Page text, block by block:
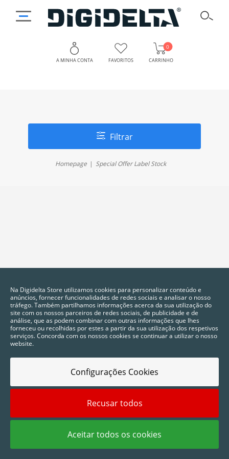
A MINHA CONTA FAVORITOS CARRINHO
0
Filtrar
Homepage Special Offer Label Stock
2025 © Digidelta Store - Think Green. Todos os direitos reservados.
Na Digidelta Store utilizamos cookies para personalizar conteúdo e
anúncios, fornecer funcionalidades de redes sociais e analisar o nosso
tráfego. Também partilhamos informações acerca da sua utilização do
site com os nossos parceiros de redes sociais, de publicidade e de
análise, que as podem combinar com outras informações que lhes
forneceu ou recolhidas por estes a partir da sua utilização dos respetivos
serviços. Concorda com os nossos cookies se continuar a utilizar o nosso
website.
Configurações Cookies
Recusar todos
Aceitar todos os cookies